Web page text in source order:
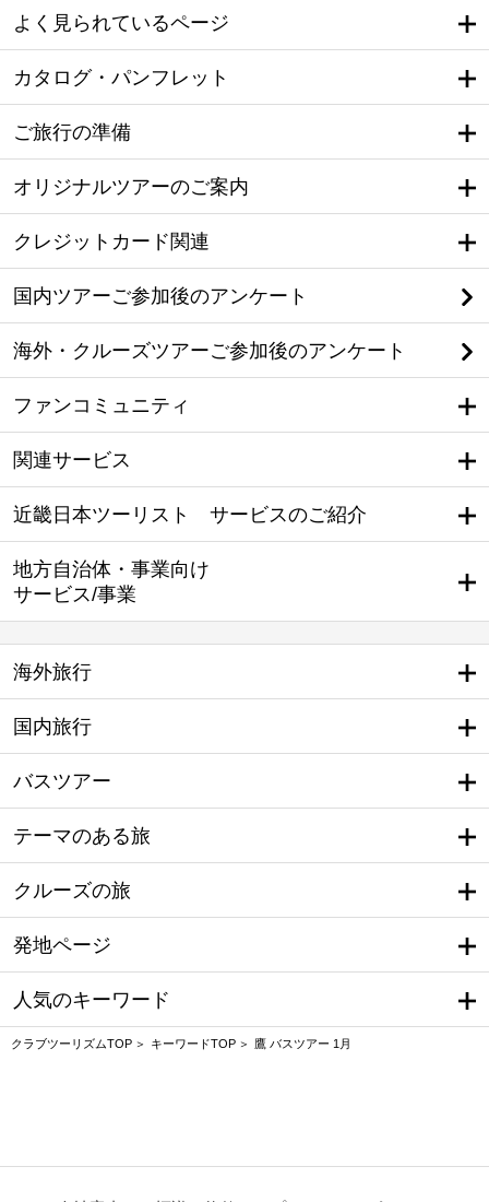
よく見られているページ
カタログ・パンフレット
ご旅行の準備
オリジナルツアーのご案内
クレジットカード関連
国内ツアーご参加後のアンケート
海外・クルーズツアーご参加後のアンケート
ファンコミュニティ
関連サービス
近畿日本ツーリスト サービスのご紹介
地方自治体・事業向け
サービス/事業
海外旅行
国内旅行
バスツアー
テーマのある旅
クルーズの旅
発地ページ
人気のキーワード
クラブツーリズムTOP キーワードTOP 鷹 バスツアー 1月